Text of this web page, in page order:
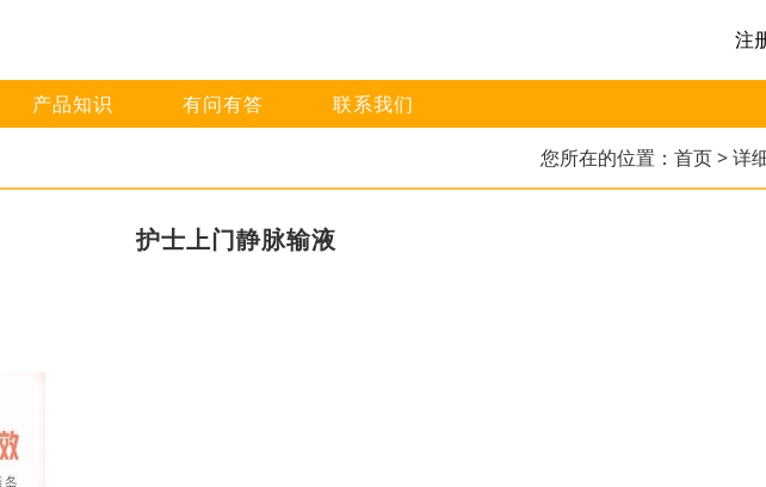
注
产品知识 有问有答 联系我们
您所在的位置： 首页> 详
护士上门静脉输液